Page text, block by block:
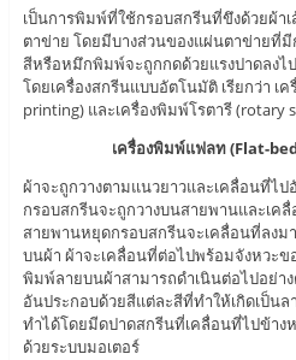
เป็นการพิมพ์ที่ใช้กรอบสกรีนที่ขึงด้วยผ้า
ตาข่าย โดยมีบางส่วนของแผ่นตาข่ายที่
สีหรือหมึกพิมพ์จะถูกกดด้วยแรงปาดลงไ
โดยเครื่องสกรีนแบบอัตโนมัติ เรียกว่า เ
printing) และเครื่องพิมพ์โรตารี (rotary
เครื่องพิมพ์แฟลท (Flat-
ผ้าจะถูกวางตามแนวยาวและเคลื่อนที่ไ
กรอบสกรีนจะถูกวางบนสายพานและเค
สายพานหยุดกรอบสกรีนจะเคลื่อนที่ลงม
บนผ้า ผ้าจะเคลื่อนที่ต่อไปพร้อมจังหวะข
พิมพ์ลายบนผ้าสามารถดำเนินต่อไปอย่า
อันประกอบด้วยสีแต่ละสีที่ทำให้เกิดเป็น
ทำได้โดยมีดปาดสกรีนที่เคลื่อนที่ไปข้าง
ด้วยระบบมอเตอร์